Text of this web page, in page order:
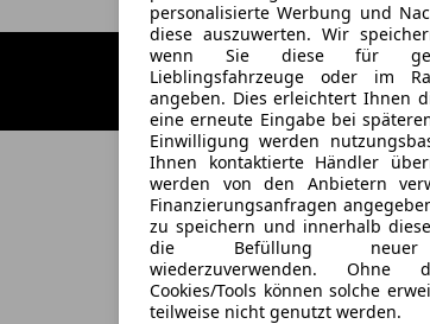
personalisierte Werbung und
diese auszuwerten. Wir
wenn Sie diese für
Lieblingsfahrzeuge oder im
angeben. Dies erleichtert Ihnen
eine erneute Eingabe bei
Einwilligung werden
Ihnen kontaktierte Händler
werden von den Anbietern
Finanzierungsanfragen
zu speichern und innerhalb
die Befüllung neuer
wiederzuverwenden. Ohne
Cookies/Tools können solche
teilweise nicht genutzt werden.